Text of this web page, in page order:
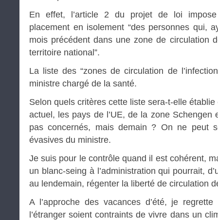
En effet, l’article 2 du projet de loi
placement en isolement “des personnes qui,
mois précédent dans une zone de circulation
territoire national”.
La liste des “zones de circulation de
ministre chargé de la santé.
Selon quels critères cette liste sera-t-elle établie
actuel, les pays de l’UE, de la zone Schengen
pas concernés, mais demain ? On ne peut
évasives du ministre.
Je suis pour le contrôle quand il est cohérent,
un blanc-seing à l’administration qui pourrait,
au lendemain, régenter la liberté de circulation
A l’approche des vacances d’été, je
l’étranger soient contraints de vivre dans un